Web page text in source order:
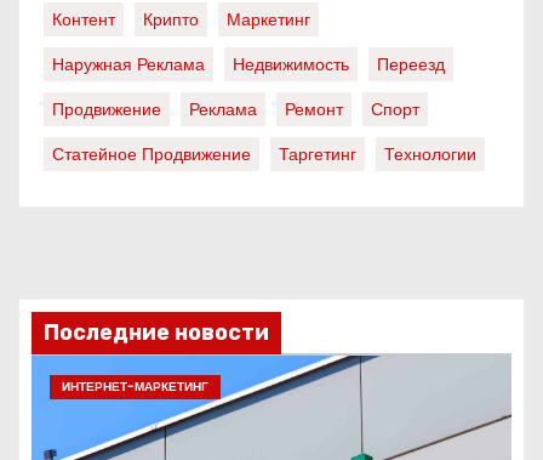
Контент
Крипто
Маркетинг
Наружная Реклама
Недвижимость
Переезд
Продвижение
Реклама Ремонт
Спорт
Статейное Продвижение
Таргетинг Технологии
Последние новости
ИНТЕРНЕТ-МАРКЕТИНГ